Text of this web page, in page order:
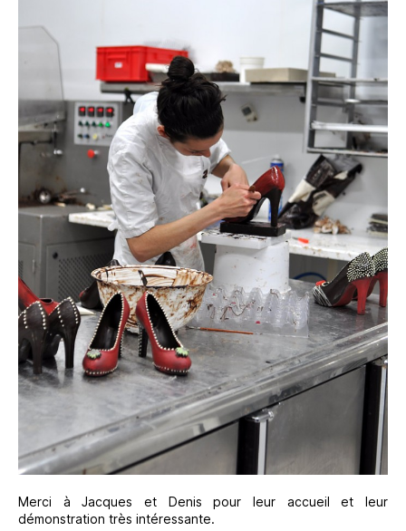
Merci à Jacques et Denis pour leur accueil et leur
démonstration très intéressante.